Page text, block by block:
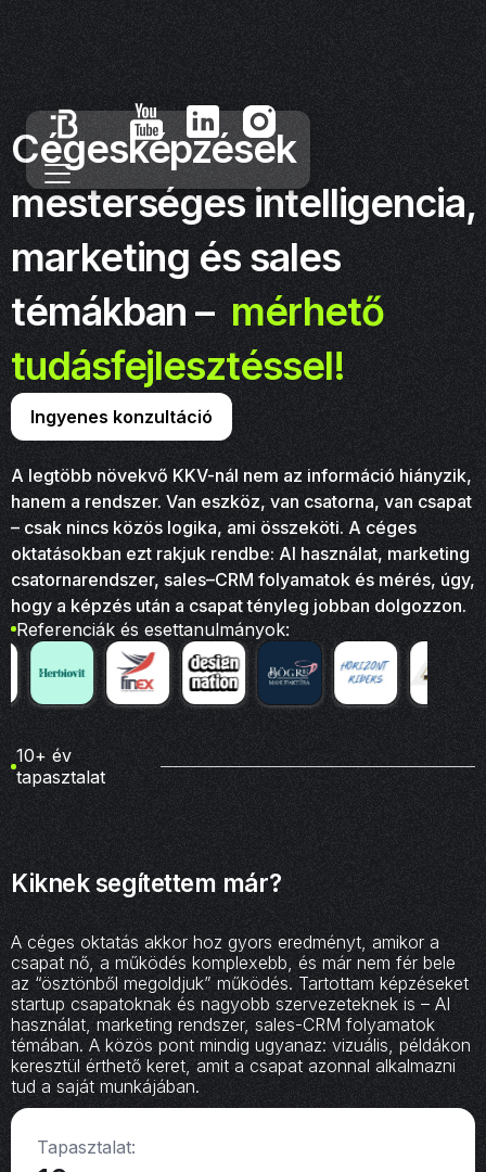
Cégesképzések
mesterséges intelligencia,
marketing és sales
témákban – mérhető
tudásfejlesztéssel!
Ingyenes konzultáció
A legtöbb növekvő KKV-nál nem az információ hiányzik,
hanem a rendszer. Van eszköz, van csatorna, van csapat
– csak nincs közös logika, ami összeköti. A céges
oktatásokban ezt rakjuk rendbe: AI használat, marketing
csatornarendszer, sales–CRM folyamatok és mérés, úgy,
hogy a képzés után a csapat tényleg jobban dolgozzon.
Referenciák és esettanulmányok:
10+ év
tapasztalat
Kiknek segítettem már?
A céges oktatás akkor hoz gyors eredményt, amikor a
csapat nő, a működés komplexebb, és már nem fér bele
az “ösztönből megoldjuk” működés. Tartottam képzéseket
startup csapatoknak és nagyobb szervezeteknek is – AI
használat, marketing rendszer, sales-CRM folyamatok
témában. A közös pont mindig ugyanaz: vizuális, példákon
keresztül érthető keret, amit a csapat azonnal alkalmazni
tud a saját munkájában.
Tapasztalat: